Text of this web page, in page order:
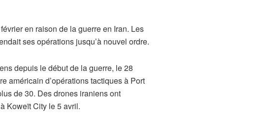
en raison de la guerre en Iran. Les
ses opérations jusqu’à nouvel ordre.
depuis le début de la guerre, le 28
américain d’opérations tactiques à Port
de 30. Des drones iraniens ont
Koweït City le 5 avril.